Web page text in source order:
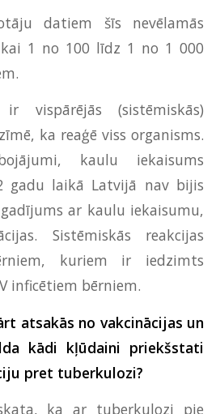
datiem šīs nevēlamās
1 no 100 līdz 1 no 1 000
vispārējās (sistēmiskās)
ka reaģē viss organisms.
kaulu iekaisums
gadu laikā Latvijā nav bijis
ar kaulu iekaisumu,
Sistēmiskās reakcijas
kuriem ir iedzimts
inficētiem bērniem.
atsakās no vakcinācijas un
kādi kļūdaini priekšstati
pret tuberkulozi?
ka ar tuberkulozi pie